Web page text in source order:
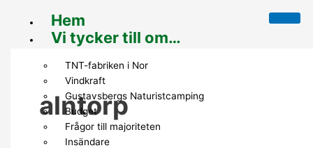
innehåll
Hem
Vi tycker till om…
TNT-fabriken i Nor​
Vindkraft
Gustavsbergs Naturistcamping
Budget
Frågor till majoriteten
Insändare
alntorp
Avslag
KS12/11
Utred
luckhuggning
gallring
input
rörande